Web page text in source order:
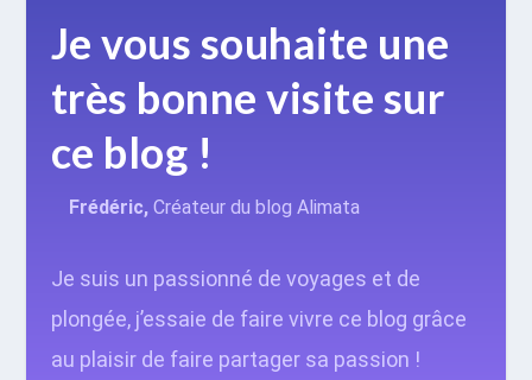
Je vous souhaite une
très bonne visite sur
ce blog !
Frédéric,Créateur du blog Alimata
Je suis un passionné de voyages et de
plongée, j’essaie de faire vivre ce blog grâce
au plaisir de faire partager sa passion !